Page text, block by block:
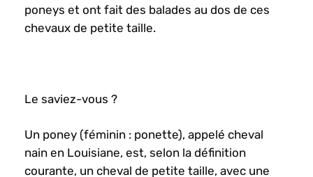
poneys et ont fait des balades au dos de ces
chevaux de petite taille.
Le saviez-vous ?
Un poney (féminin : ponette), appelé cheval
nain en Louisiane, est, selon la définition
courante, un cheval de petite taille, avec une